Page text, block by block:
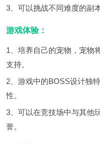
3、可以挑战不同难度的副
游戏体验：
1、培养自己的宠物，宠物
支持。
2、游戏中的BOSS设计独
性。
3、可以在竞技场中与其他
誉。